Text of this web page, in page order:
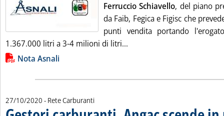
Ferruccio Schiavello, del piano
da Faib, Fegica e Figisc che
punti vendita portando
1.367.000 litri a 3-4 milioni di litri...
Lista allegati PDF alla notizia
Nota Asnali
27/10/2020 - Rete Carburanti